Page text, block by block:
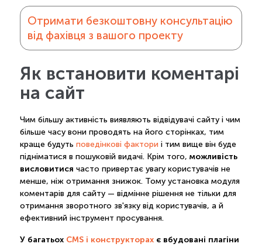
Отримати безкоштовну консультацію
від фахівця з вашого проекту
Як встановити коментарі
на сайт
Чим більшу активність виявляють відвідувачі сайту і чим
більше часу вони проводять на його сторінках, тим
краще будуть поведінкові фактори і тим вище він буде
підніматися в пошуковій видачі. Крім того, можливість
висловитися часто привертає увагу користувачів не
менше, ніж отримання знижок. Тому установка модуля
коментарів для сайту — відмінне рішення не тільки для
отримання зворотного зв'язку від користувачів, а й
ефективний інструмент просування.
У багатьох CMS і конструкторахє вбудовані плагіни